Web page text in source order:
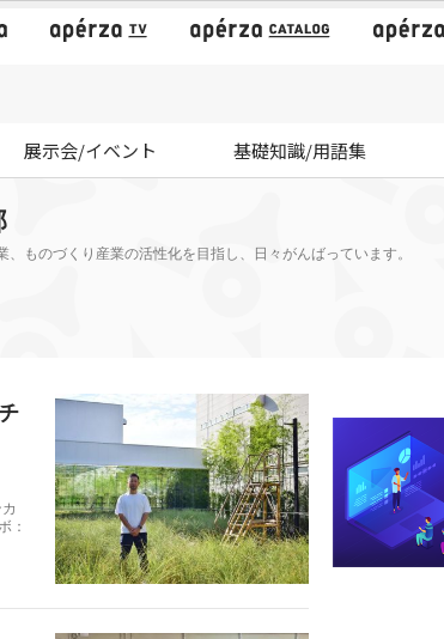
展示会/イベント 基礎知識/用語集
ものづくり産業の活性化を目指し、日々がんばっています。
：